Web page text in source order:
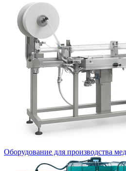
Оборудование для производства